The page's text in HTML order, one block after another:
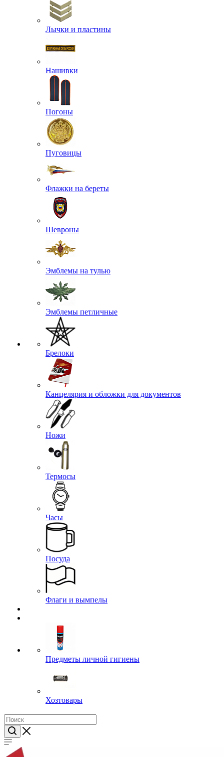
Лычки и пластины
Нашивки
Погоны
Пуговицы
Флажки на береты
Шевроны
Эмблемы на тулью
Эмблемы петличные
Брелоки
Канцелярия и обложки для документов
Ножи
Термосы
Часы
Посуда
Флаги и вымпелы
Предметы личной гигиены
Хозтовары